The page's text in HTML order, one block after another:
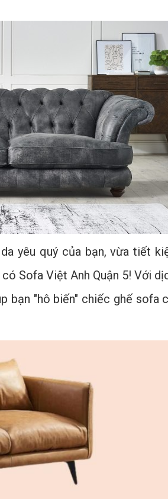
yêu quý của bạn, vừa tiết
Sofa Việt Anh Quận 5! Với
bạn "hô biến" chiếc ghế sofa